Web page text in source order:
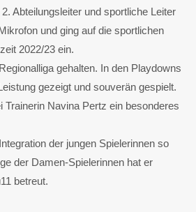
Abteilungsleiter und sportliche Leiter
und ging auf die sportlichen
2022/23 ein.
gehalten. In den Playdowns
gezeigt und souverän gespielt.
Trainerin Navina Pertz ein besonderes
der jungen Spielerinnen so
der Damen-Spielerinnen hat er
betreut.